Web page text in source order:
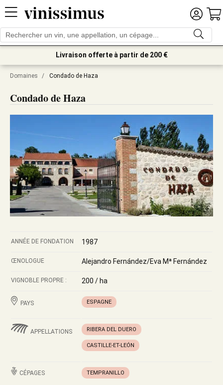
Livraison offerte à partir de 200 €
Domaines / Condado de Haza
Condado de Haza
ANNÉE DE FONDATION 1987
ŒNOLOGUE Alejandro Fernández/Eva Mª Fernández
VIGNOBLE PROPRE : 200 / ha
PAYS ESPAGNE
APPELLATIONS RIBERA DEL DUERO
CASTILLE-ET-LEÓN
CÉPAGES TEMPRANILLO